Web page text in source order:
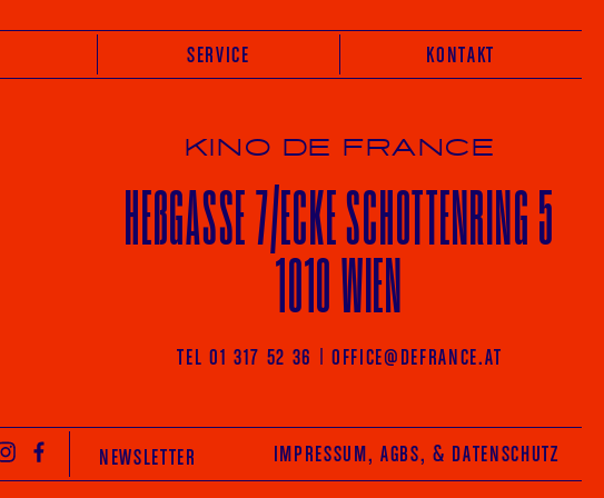
SERVICE KONTAKT
KINO DE FRANCE
HEßGASSE 7/ECKESCHOTTENRING 5
1010 WIEN
TEL 01 317 52 36 | OFFICE@DEFRANCE.AT
INSTAGRAM
FACEBOOK
NEWSLETTER IMPRESSUM, AGBS, & DATENSCHUTZ